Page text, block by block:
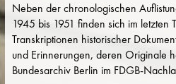
Neben der chronologischen
1945 bis 1951 finden sich im letzten
Transkriptionen historischer
und Erinnerungen, deren Originale
Bundesarchiv Berlin im FDGB-